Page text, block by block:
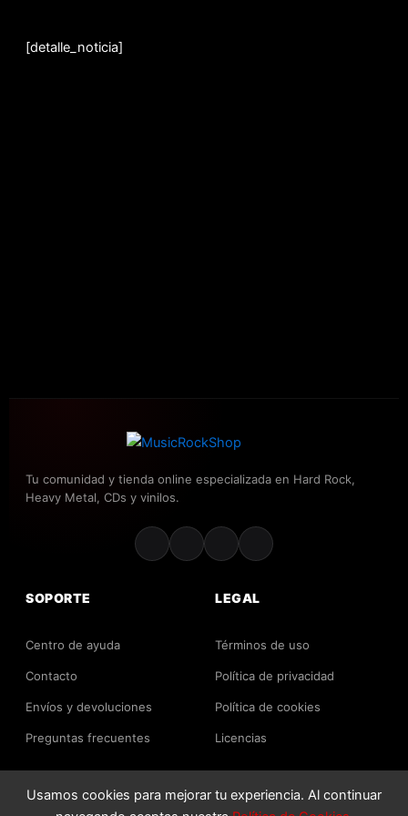
contenido
[detalle_noticia]
Tu comunidad y tienda online especializada en Hard Rock,
Heavy Metal, CDs y vinilos.
SOPORTE
Centro de ayuda
Contacto
Envíos y devoluciones
Preguntas frecuentes
LEGAL
Términos de uso
Política de privacidad
Política de cookies
Licencias
2026 MusicRockShop. Todos los derechos reservados.
Usamos cookies para mejorar tu experiencia. Al continuar